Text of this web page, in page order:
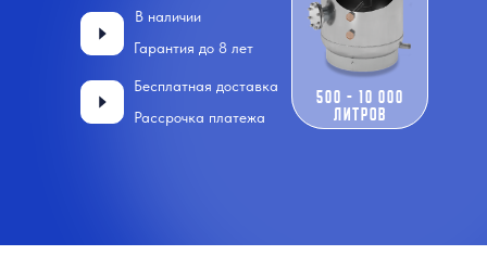
В наличии
Гарантия до 8 лет
Бесплатная доставка
Рассрочка платежа
500 - 10 000
литров